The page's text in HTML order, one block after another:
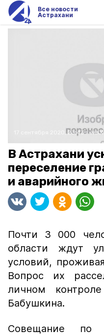
Все новости
Астрахани
17 сентября 2020, 23:43 ЖКХ
В Астрахани
переселение
и аварийного
Почти 3 000
области ждут
условий,
Вопрос их
личном
Бабушкина.
Совещание по